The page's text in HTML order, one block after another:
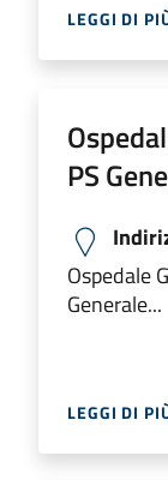
LEGGI DI
PS
Ospedale
Generale...
LEGGI DI